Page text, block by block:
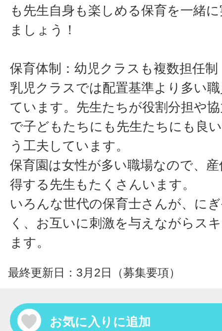
も先生自身も楽しめる保育を一緒
ましょう！
保育体制：幼児クラスも複数担任制
乳児クラスでは配置基準より多い
ています。先生たちが役割分担や
で子どもたちにも先生たちにも良
う工夫しています。
保育園は女性が多い職場なので、
得する先生もたくさんいます。
いろんな世代の保育士さんが、に
く、お互いに刺激を与えながらス
ます。
最終更新日：3月2日（募集要項）
お気に入りに追加